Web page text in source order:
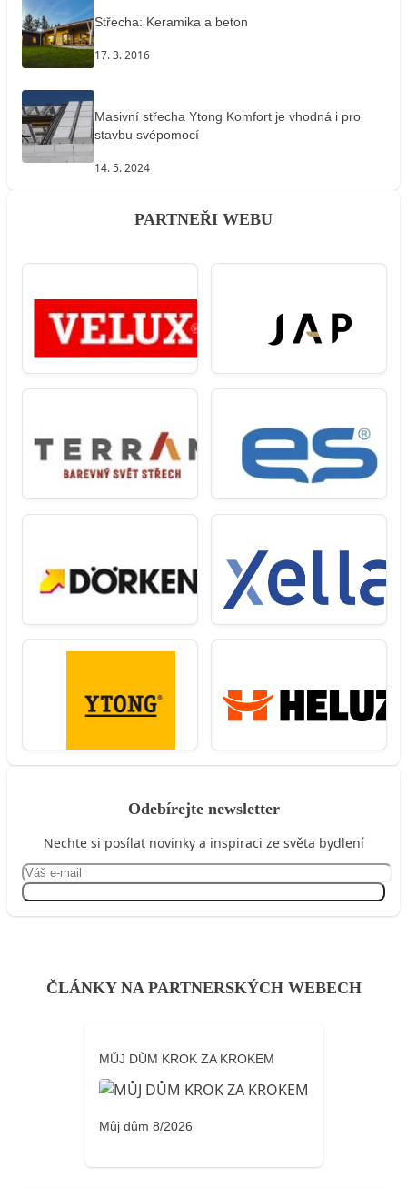
Střecha: Keramika a beton
17. 3. 2016
Masivní střecha Ytong Komfort je vhodná i pro
stavbu svépomocí
14. 5. 2024
PARTNEŘI WEBU
Odebírejte newsletter
Nechte si posílat novinky a inspiraci ze světa bydlení
ČLÁNKY NA PARTNERSKÝCH WEBECH
MŮJ DŮM KROK ZA KROKEM
Můj dům 8/2026